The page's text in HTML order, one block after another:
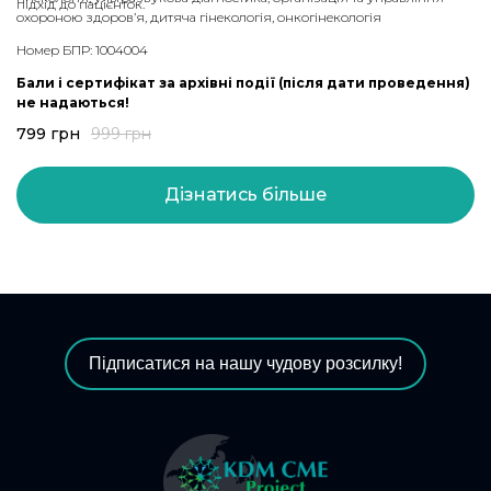
підхід до пацієнток.
охороною здоров’я, дитяча гінекологія, онкогінекологія
Номер БПР: 1004004
Бали і сертифікат за архівні події (після дати проведення)
не надаються!
799 грн 999грн
Дізнатись більше
Підписатися на нашу чудову розсилку!